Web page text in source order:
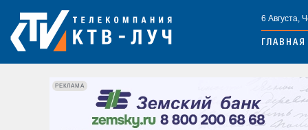
6 Августа,
ГЛАВНАЯ
РЕКЛАМА